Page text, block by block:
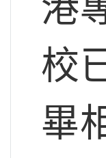
校
畢